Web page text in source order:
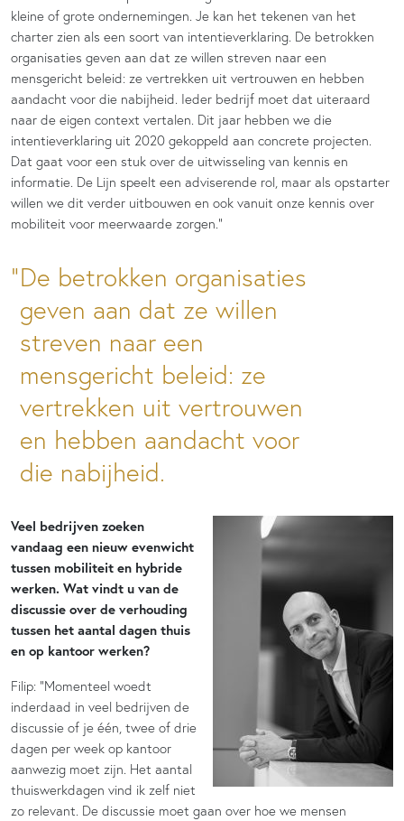
kleine of grote ondernemingen. Je kan het tekenen van het
charter zien als een soort van intentieverklaring. De betrokken
organisaties geven aan dat ze willen streven naar een
mensgericht beleid: ze vertrekken uit vertrouwen en hebben
aandacht voor die nabijheid. Ieder bedrijf moet dat uiteraard
naar de eigen context vertalen. Dit jaar hebben we die
intentieverklaring uit 2020 gekoppeld aan concrete projecten.
Dat gaat voor een stuk over de uitwisseling van kennis en
informatie. De Lijn speelt een adviserende rol, maar als opstarter
willen we dit verder uitbouwen en ook vanuit onze kennis over
mobiliteit voor meerwaarde zorgen.”
De betrokken organisaties
geven aan dat ze willen
streven naar een
mensgericht beleid: ze
vertrekken uit vertrouwen
en hebben aandacht voor
die nabijheid.
Veel bedrijven zoeken
vandaag een nieuw evenwicht
tussen mobiliteit en hybride
werken. Wat vindt u van de
discussie over de verhouding
tussen het aantal dagen thuis
en op kantoor werken?
Filip: “Momenteel woedt
inderdaad in veel bedrijven de
discussie of je één, twee of drie
dagen per week op kantoor
aanwezig moet zijn. Het aantal
thuiswerkdagen vind ik zelf niet
zo relevant. De discussie moet gaan over hoe we mensen